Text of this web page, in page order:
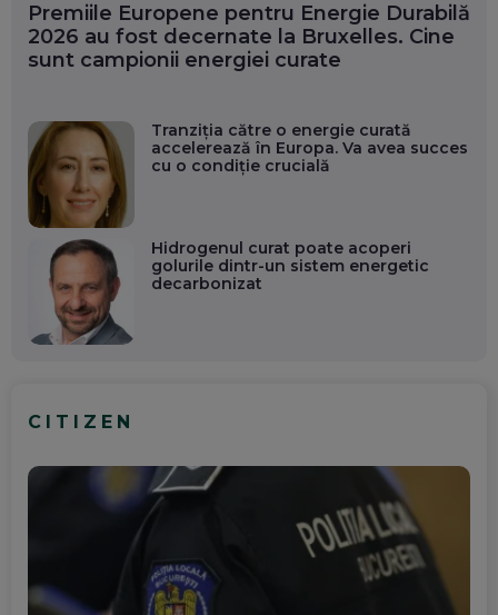
Premiile Europene pentru Energie Durabilă
2026 au fost decernate la Bruxelles. Cine
sunt campionii energiei curate
Tranziția către o energie curată
accelerează în Europa. Va avea succes
cu o condiție crucială
Hidrogenul curat poate acoperi
golurile dintr-un sistem energetic
decarbonizat
CITIZEN